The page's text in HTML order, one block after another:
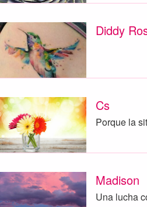
Diddy
Cs
Porque la
Madison
Una lucha